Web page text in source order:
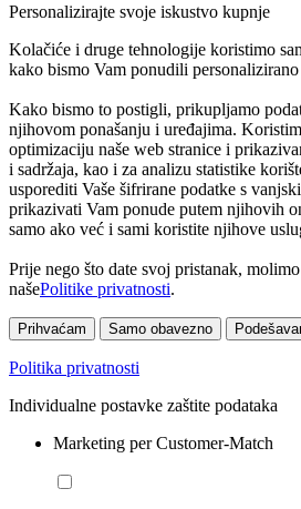
Personalizirajte svoje iskustvo kupnje
Kolačiće i druge tehnologije koristimo
kako bismo Vam ponudili
Kako bismo to postigli, prikupljamo
njihovom ponašanju i uređajima.
optimizaciju naše web stranice i
i sadržaja, kao i za analizu statistike
usporediti Vaše šifrirane podatke s
prikazivati Vam ponude putem njihovih
samo ako već i sami koristite njihove
Prije nego što date svoj pristanak,
našePolitike privatnosti.
Prihvaćam Samo obavezno
Politika privatnosti
Individualne postavke zaštite podataka
Marketing per Customer-Match